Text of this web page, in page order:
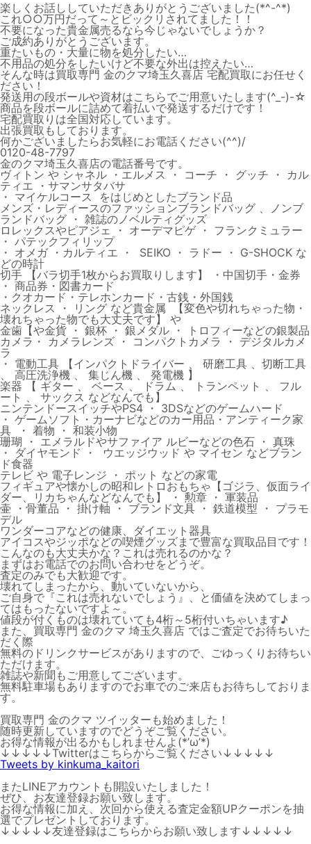
楽しくお話ししていただきありがとうございました(*^-^*)
これ○○万円だって～とビックリされてました！！
不要になった貴金属売るなら今じゃないでしょうか？
ご成約ありがとうございます。
重たいもの・大量に物を処分したい…
不用品の処分をしたいけど不要な外出は控えたい…
そんな時は買取専門 金のクマ埼玉久喜店 宅配買取にお任せく
ださい！
発送用の段ボールや資材はこちらでご用意いたします(^_-)-☆
商品を段ボールに詰めて着払いで発送するだけです！
宅配買取りは全国対応しています。
出張買取もしております。
何かございましたらお気軽にお電話ください(^^)/
0120-48-7797
金のクマ埼玉久喜店の電話番号です。
ヴィトン や シャネル ・エルメス ・ コーチ ・ グッチ ・ カル
ティエ ・サマンサタバサ
・ マイケルコース をはじめとしたブランド品
メンズ・レディースのファッションブランドバッグ 、ノンブ
ランドバッグ ・ 雑誌のノベルティグッズ
ロレックスやピアジェ ・ オーデマピゲ ・ フランクミュラー
・ パテックフィリップ
・ オメガ ・カルティエ ・ SEIKO ・ ラドー ・ G-SHOCK な
どの時計
切手 【バラ切手1枚からお買取りします】 ・中国切手・金券
・ 商品券・図書カード
・クオカード・テレホンカード・古銭・外国銭
ネックレス ・ リング など貴金属 【変色や切れちゃった物・
壊れちゃった物でも大丈夫です】 や
金歯【や金貨 ・ 銀杯 ・ 銀メダル ・ トロフィーなどの銀製品
カメラ・ カメラレンズ ・ コンパクトカメラ ・ デジタルカメ
ラ
・ 電動工具 【インパクトドライバー 、 研磨工具 、切断工具
、 高圧洗浄機 、 集じん機 、 発電機 】
楽器 【 ギター 、 ベース 、 ドラム 、 トランペット 、 フル
ート 、 サックス などなんでも】
ニンテンドースイッチやPS4 ・ 3DSなどのゲームハード
・ ゲームソフト・カーナビなどのカー用品・アンティーク家
具 ・ 着物 ・ 和装小物
珊瑚 ・ エメラルドやサファイア ルビーなどの色石 ・ 真珠
・ ダイヤモンド ・ ウエッジウッド や マイセン などブラン
ド食器
テレビ や 電子レンジ ・ ポット などの家電
フィギュアや懐かしの昭和レトロおもちゃ【ゴジラ、仮面ライ
ダー、リカちゃんなどなんでも】 ・ 勲章 ・ 軍装品
壷 ・骨董品 ・ 掛け軸 ・ ブランド文具 ・ 鉄道模型 ・ プラモ
デル
ワンダーコアなどの健康、ダイエット器具
アイコスやジッポなどの喫煙グッズまで豊富な買取品目です！
こんなのも大丈夫かな？これは売れるのかな？
まずはお電話でのお問い合わせをどうぞ。
査定のみでも大歓迎です。
壊れてしまったから、動いていないから、
ご自身で『これは売れないでしょう』、と価値を決めてしまっ
てはもったないですよ～。
値段が付くものは壊れていても4桁～5桁付いちゃいます♪
また、買取専門 金のクマ 埼玉久喜店 ではご査定でお待ちいた
だく際
無料のドリンクサービスがありますので、ごゆっくりお待ちい
ただけます。
雑誌や新聞もご用意してございます。
無料駐車場もありますのでお車でのご来店もお待ちしておりま
す。
買取専門 金のクマ ツイッターも始めました！
随時更新していますのでどうぞご覧ください。
お得な情報が出るかもしれませんよ(*’ω’*)
↓↓↓↓↓Twitterはこちらからご覧ください↓↓↓↓↓
Tweets by kinkuma_kaitori
またLINEアカウントも開設いたしました！
ぜひ、お友達登録お願い致します。
お得な情報に加え、次回から使える査定金額UPクーポンを抽
選でプレゼントしております。
↓↓↓↓↓友達登録はこちらからお願い致します↓↓↓↓↓